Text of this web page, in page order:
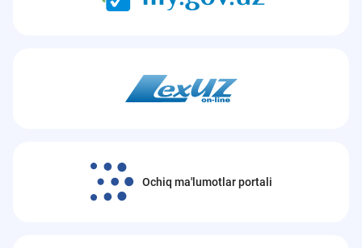
Ochiq ma'lumotlar portali